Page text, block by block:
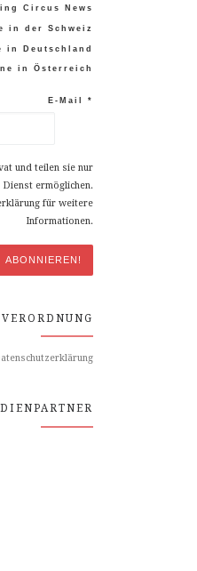
Circus News
in der Schweiz
in Deutschland
in Österreich
E-Mail *
und teilen sie nur
ermöglichen.
für weitere
Informationen.